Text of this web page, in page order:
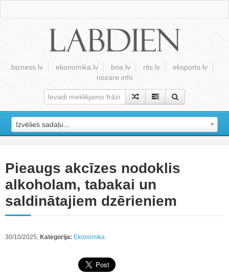
bizness.lv ekonomika.lv bna.lv rits.lv
eksports.lv
nozare.info
Izvēlies sadaļu...
Pieaugs akcīzes nodoklis
alkoholam, tabakai un
saldinātajiem dzērieniem
30/10/2025, Kategorija: Ekonomika